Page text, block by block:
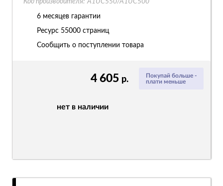
Покупай больше -
плати меньше
4 605 р.
нет в наличии
Код производителя: A1UC550/A1UC500
6 месяцев гарантии
Ресурс 55000 страниц
Сообщить о поступлении товара